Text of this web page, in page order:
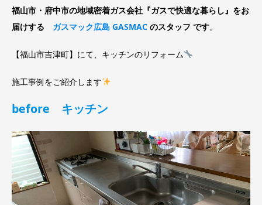
福山市・府中市の地域密着ガス会社『ガスで快適な暮らし』をお
届けする ガスマック広島 GASMAC のスタッフ です。
【福山市吉津町】にて、キッチンのリフォーム
施工事例をご紹介します
before キッチン